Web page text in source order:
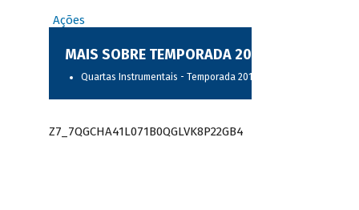
Ações
MAIS SOBRE TEMPORADA 2017
Quartas Instrumentais - Temporada 2017
Z7_7QGCHA41L071B0QGLVK8P22GB4